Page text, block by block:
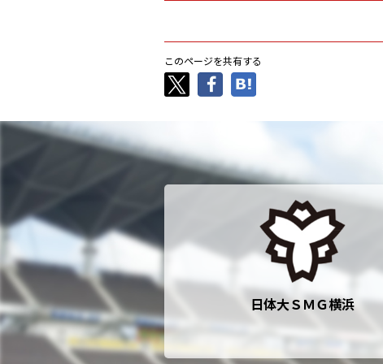
このページを共有する
日体大ＳＭＧ横浜